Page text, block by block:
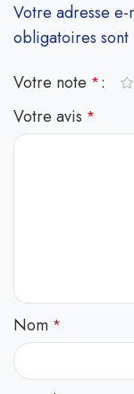
Votre adresse
obligatoires sont
Votre note *
Votre avis *
Nom *